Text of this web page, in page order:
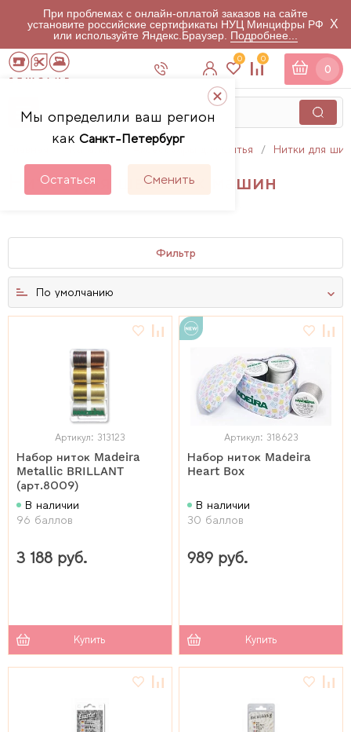
При проблемах с онлайн-оплатой заказов на сайте
установите российские сертификаты НУЦ Минцифры РФ
или используйте Яндекс.Браузер. Подробнее...
X
Мы определили ваш регион
как Санкт-Петербург
Остаться Сменить
0 0
0
Аксессуары для шитья Нитки для
Нитки для швейных машин
Фильтр
По умолчанию
Артикул: 313123
Набор ниток Madeira
Metallic BRILLANT
(арт.8009)
В наличии
96 баллов
3 188 руб.
Купить
Артикул: 318623
Набор ниток Madeira
Heart Box
В наличии
30 баллов
989 руб.
Купить